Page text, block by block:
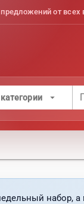
от всех
arrow_drop_down
набор,